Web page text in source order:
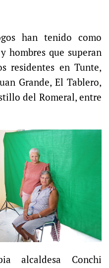
han tenido como
hombres que superan
residentes en Tunte,
Grande, El Tablero,
del Romeral, entre
alcaldesa Conchi